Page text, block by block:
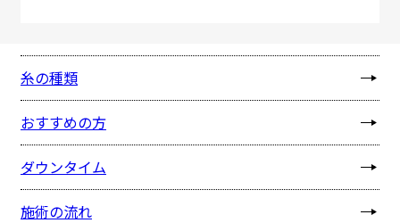
糸の種類
おすすめの方
ダウンタイム
施術の流れ